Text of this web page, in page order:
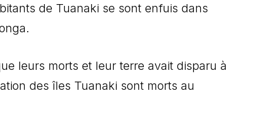
de Tuanaki se sont enfuis dans
leurs morts et leur terre avait disparu à
des îles Tuanaki sont morts au